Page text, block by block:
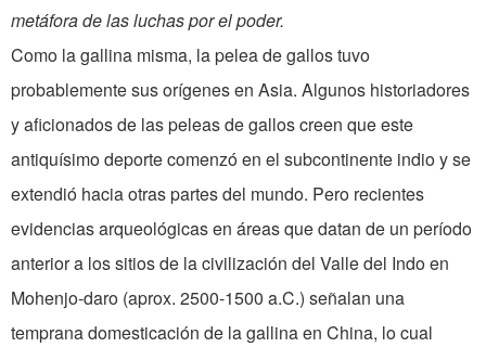
metáfora de las luchas por el poder.
Como la gallina misma, la pelea de gallos tuvo
probablemente sus orígenes en Asia. Algunos historiadores
y aficio­nados de las peleas de gallos creen que este
antiquísimo deporte comenzó en el subcontinente indio y se
extendió hacia otras partes del mundo. Pero recientes
evidencias arqueológicas en áreas que datan de un período
anterior a los sitios de la civilización del Valle del Indo en
Mohenjo-daro (aprox. 2500-1500 a.C.) señalan una
temprana domesticación de la gallina en China, lo cual